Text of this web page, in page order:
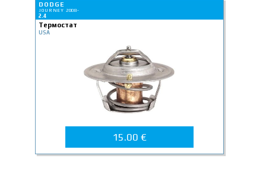
DODGE
JOURNEY 2008-
2.4
Термостат
USA
15.00 €